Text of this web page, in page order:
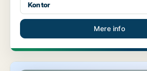
Kontor
Mere info
Butik i Valby